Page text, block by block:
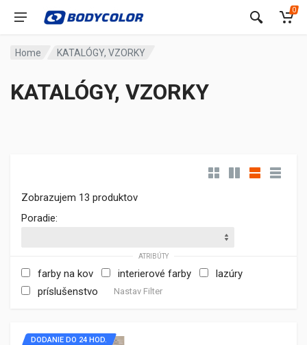
0
Home KATALÓGY, VZORKY
KATALÓGY, VZORKY
Zobrazujem 13 produktov
Poradie:
ATRIBÚTY
farby na kov interierové farby
lazúry
príslušenstvo
Nastav Filter
DODANIE DO 24 HOD.